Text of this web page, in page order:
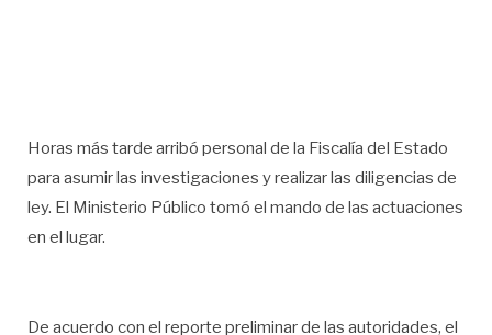
Horas más tarde arribó personal de la Fiscalía del Estado
para asumir las investigaciones y realizar las diligencias de
ley. El Ministerio Público tomó el mando de las actuaciones
en el lugar.
De acuerdo con el reporte preliminar de las autoridades, el